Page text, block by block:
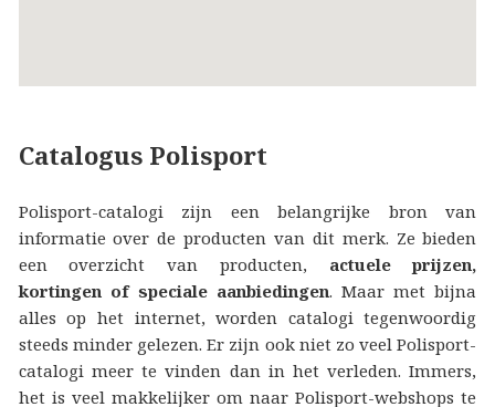
Catalogus Polisport
Polisport-catalogi zijn een belangrijke bron van
informatie over de producten van dit merk. Ze bieden
een overzicht van producten, actuele prijzen,
kortingen of speciale aanbiedingen. Maar met bijna
alles op het internet, worden catalogi tegenwoordig
steeds minder gelezen. Er zijn ook niet zo veel Polisport-
catalogi meer te vinden dan in het verleden. Immers,
het is veel makkelijker om naar Polisport-webshops te